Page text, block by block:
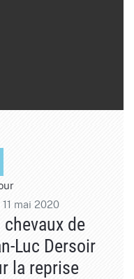
mai 2020
chevaux de
Luc Dersoir
la reprise